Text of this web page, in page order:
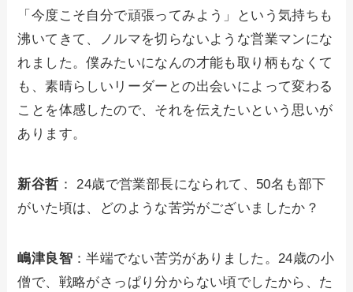
「今度こそ自分で頑張ってみよう」という気持ちも
沸いてきて、ノルマを切らないような営業マンにな
れました。僕みたいになんの才能も取り柄もなくて
も、素晴らしいリーダーとの出会いによって変わる
ことを体感したので、それを伝えたいという思いが
あります。
新谷哲 ： 24歳で営業部長になられて、50名も部下
がいた頃は、どのような苦労がございましたか？
嶋津良智 ：半端でない苦労がありました。24歳の小
僧で、戦略がさっぱり分からない頃でしたから、た